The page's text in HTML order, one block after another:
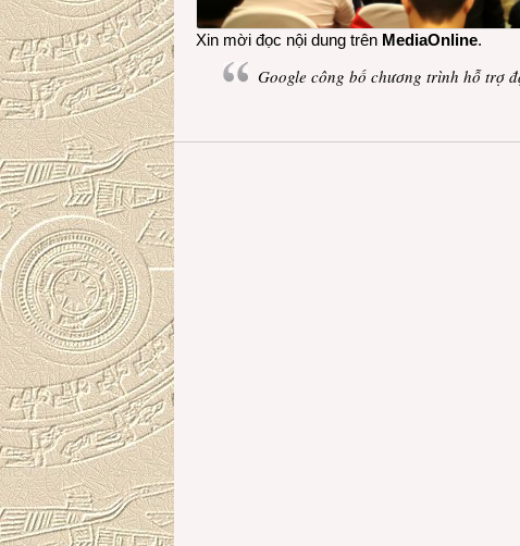
Xin mời đọc nội dung trên MediaOnline.
Google công bố chương trình hỗ trợ